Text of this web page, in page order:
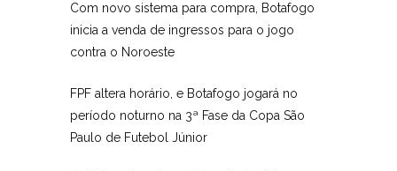
Com novo sistema para compra, Botafogo
inicia a venda de ingressos para o jogo
contra o Noroeste
FPF altera horário, e Botafogo jogará no
período noturno na 3ª Fase da Copa São
Paulo de Futebol Júnior